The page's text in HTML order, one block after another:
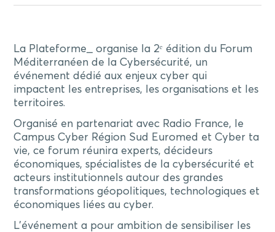
La Plateforme_ organise la 2ᵉ édition du Forum
Méditerranéen de la Cybersécurité, un
événement dédié aux enjeux cyber qui
impactent les entreprises, les organisations et les
territoires.
Organisé en partenariat avec Radio France, le
Campus Cyber Région Sud Euromed et Cyber ta
vie, ce forum réunira experts, décideurs
économiques, spécialistes de la cybersécurité et
acteurs institutionnels autour des grandes
transformations géopolitiques, technologiques et
économiques liées au cyber.
L’événement a pour ambition de sensibiliser les